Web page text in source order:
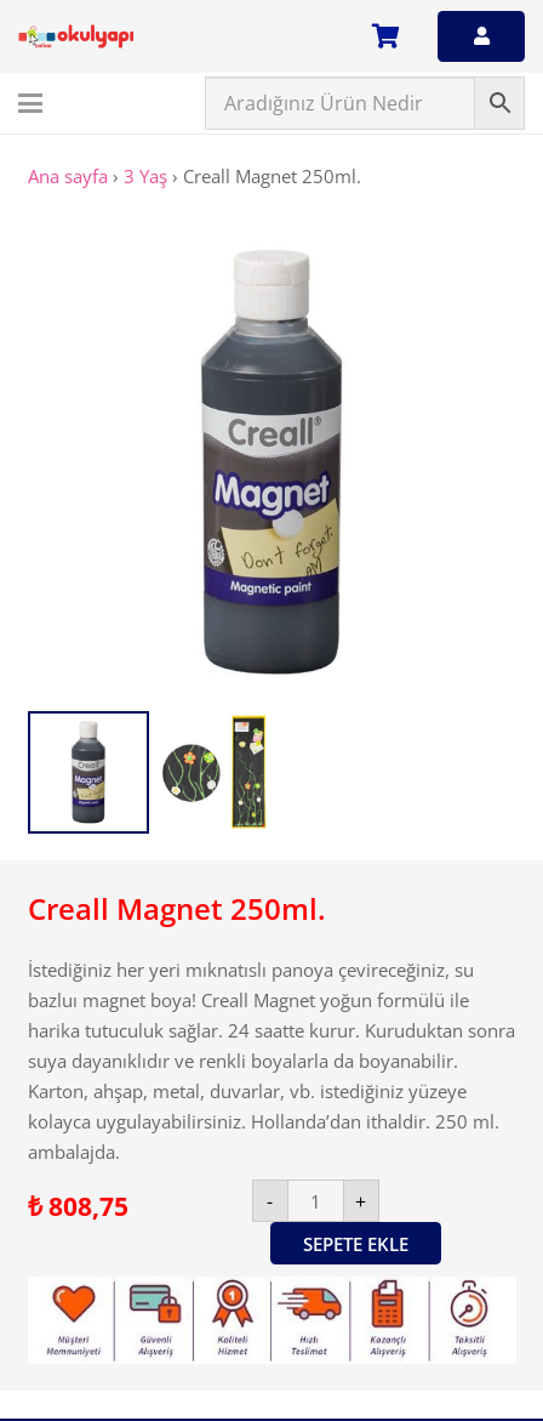
Ana sayfa › 3 Yaş› Creall Magnet 250ml.
Creall Magnet 250ml.
İstediğiniz her yeri mıknatıslı panoya çevireceğiniz, su
bazluı magnet boya! Creall Magnet yoğun formülü ile
harika tutuculuk sağlar. 24 saatte kurur. Kuruduktan sonra
suya dayanıklıdır ve renkli boyalarla da boyanabilir.
Karton, ahşap, metal, duvarlar, vb. istediğiniz yüzeye
kolayca uygulayabilirsiniz. Hollanda’dan ithaldir. 250 ml.
ambalajda.
₺808,75 -
Creall
Magnet
250ml.
adet
+
SEPETE EKLE